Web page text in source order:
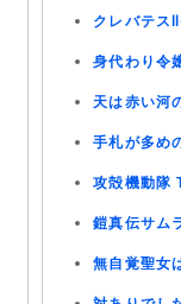
クレバテス
身代わり令
天は赤い
手札が多め
攻殻機動隊
鎧真伝サム
無自覚聖女